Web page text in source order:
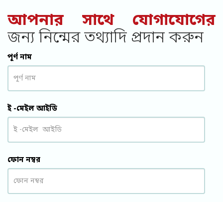
আপনার সাথে যোগাযোগের
জন্য নিন্মের তথ্যাদি প্রদান করুন
পূর্ণ নাম
ই -মেইল আইডি
ফোন নম্বর